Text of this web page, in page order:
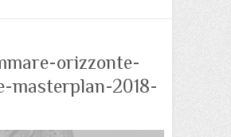
orizzonte-
masterplan-2018-